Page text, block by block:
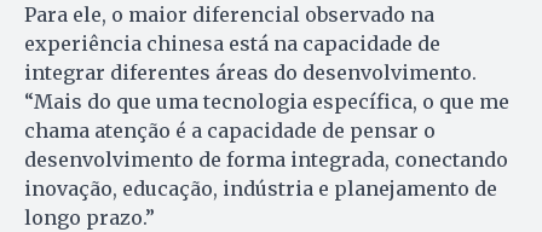
Para ele, o maior diferencial observado na
experiência chinesa está na capacidade de
integrar diferentes áreas do desenvolvimento.
“Mais do que uma tecnologia específica, o que me
chama atenção é a capacidade de pensar o
desenvolvimento de forma integrada, conectando
inovação, educação, indústria e planejamento de
longo prazo.”